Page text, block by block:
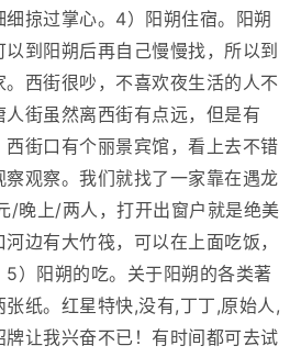
掠过掌心。4）阳朔住宿。阳朔
到阳朔后再自己慢慢找，所以到
西街很吵，不喜欢夜生活的人不
街虽然离西街有点远，但是有
街口有个丽景宾馆，看上去不错
观察。我们就找了一家靠在遇龙
/晚上/两人，打开出窗户就是绝美
边有大竹筏，可以在上面吃饭，
）阳朔的吃。关于阳朔的各类著
纸。红星特快,没有,丁丁,原始人,
让我兴奋不已！有时间都可去试